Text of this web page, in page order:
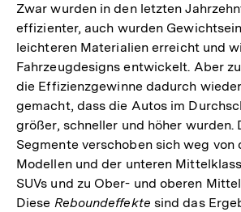
Zwar wurden in den letzten
effizienter, auch wurden
leichteren Materialien erreicht und
Fahrzeugdesigns entwickelt. Aber
die Effizienzgewinne dadurch
gemacht, dass die Autos im
größer, schneller und höher wurden.
Segmente verschoben sich weg von
Modellen und der unteren
SUVs und zu Ober- und oberen
Diese Reboundeffekte sind das